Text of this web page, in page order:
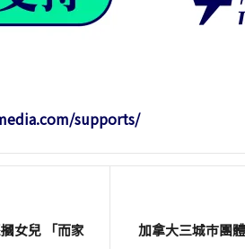
supports/
女兒 「而家
加拿大三城巿團